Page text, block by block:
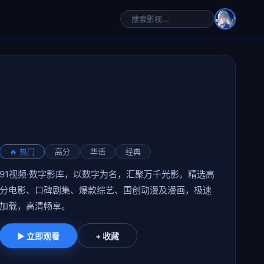
🔥 热门 高分 华语 经典
91视频·数字影库，以数字为名，汇聚万千光影。精选高
分电影、口碑剧集、爆款综艺、国创动漫及漫画，极速
加载，高清畅享。
▶ 立即观看 + 收藏